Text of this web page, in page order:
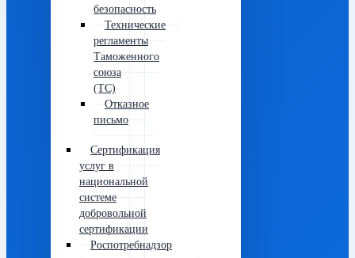
безопасность
Технические
регламенты
Таможенного
союза
(ТС)
Отказное
письмо
Сертификация
услуг в
национальной
системе
добровольной
сертификации
Роспотребнадзор